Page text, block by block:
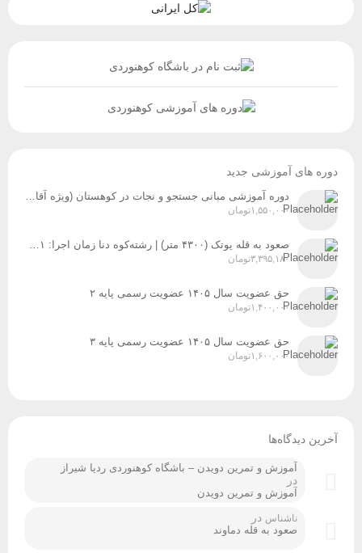
دوره های آموزشی جدید
دوره آموزشی مبانی جستجو و نجات در کوهستان (ویژه آقایان و بانوان) زمان برگزاری: پنج‌شنبه و جمعه، ۸ و ۹ مردادماه
تومان ۱,۵۵۰,۰۰۰
صعود به قله پوتک (۴۳۰۰ متر) | رشته‌کوه دنا زمان اجرا: ۳۱ تیر، ۱ و ۲ مردادماه ۱۴۰۵
تومان ۳,۳۹۵,۱۸۰
حق عضویت سال ۱۴۰۵ عضویت رسمی پایه ۲
تومان ۱,۴۰۰,۰۰۰
حق عضویت سال ۱۴۰۵ عضویت رسمی پایه ۳
تومان ۱,۶۰۰,۰۰۰
آخرین دیدگاه‌ها
آموزش و تمرین دویدن – باشگاه کوهنوردی ردپا شیراز
آموزش و تمرین دویدن
ناشناسدر
صعود به قله دماوند